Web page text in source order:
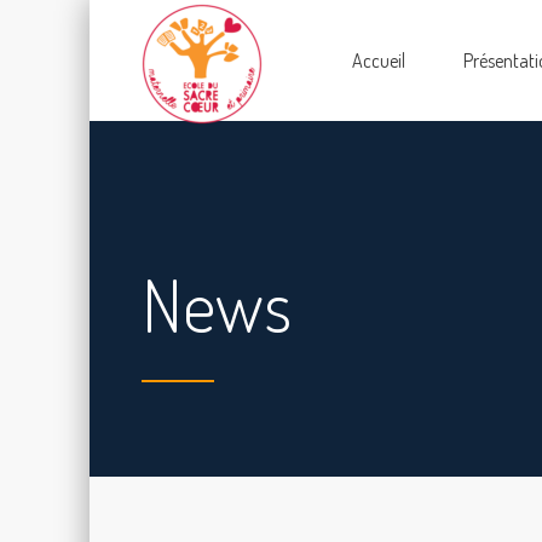
Accueil
News